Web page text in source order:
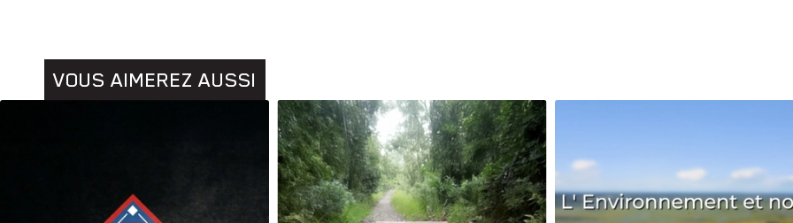
Histoires Pêche Santé Sport Voyage Yoga
VOUS AIMEREZ AUSSI